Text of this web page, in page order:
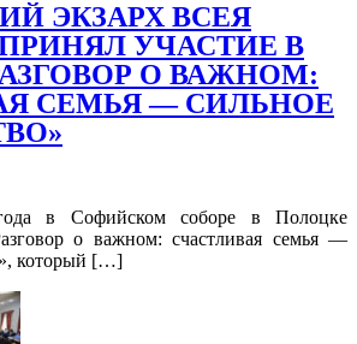
ЭКЗАРХ ВСЕЯ
УЧАСТИЕ В
О ВАЖНОМ:
СЕМЬЯ — СИЛЬНОЕ
в Софийском соборе в Полоцке
о важном: счастливая семья —
который […]